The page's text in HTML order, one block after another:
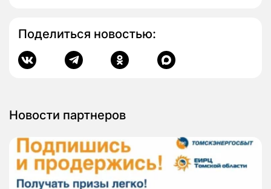
Поделиться новостью:
Новости партнеров